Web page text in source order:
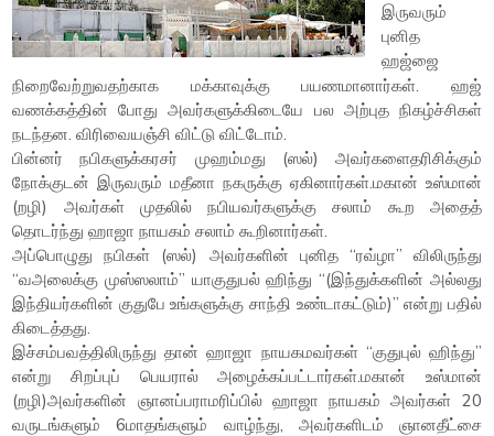
இருவரும்
புனித
ஹஜ்ஜை
நிறைவேற்றுவதற்காக மக்காவுக்கு பயணமானார்கள். ஹஜ்
வணக்கத்தின் போது அவர்களுக்கிடையே பல அற்புத நிகழ்ச்சிகள்
நடந்தன. விரிவையஞ்சி விட்டு விட்டோம்.
பின்னர் நபிகளுக்கரசர் முஹம்மது (ஸல்) அவர்களைதரிசிக்கும்
நோக்குடன் இருவரும் மதீனா நகருக்கு ஏகினார்கள்.மகான் உஸ்மான்
(றழி) அவர்கள் முதலில் நபியவர்களுக்கு சலாம் கூற அதைத்
தொடர்ந்து ஹாஜா நாயகம் சலாம் கூறினார்கள்.
அப்பொழுது நபிகள் (ஸல்) அவர்களின் புனித “ரவ்ழா” விலிருந்து
“வஅலைக்கு முஸ்ஸலாம்” யாகுதுபல் ஹிந்து “(இந்துக்களின் அல்லது
இந்தியர்களின் குதுபே உங்களுக்கு சாந்தி உண்டாகட்டும்)” என்று பதில்
கிடைத்தது.
இச்சம்பவத்திலிருந்து தான் ஹாஜா நாயகமவர்கள் “குதுபுல் ஹிந்து”
என்று சிறப்புப் பெயரால் அழைக்கப்பட்டார்கள்.மகான் உஸ்மான்
(றழி)அவர்களின் ஞானப்பராமரிப்பில் ஹாஜா நாயகம் அவர்கள் 20
வருடங்களும் 6மாதங்களும் வாழ்ந்து, அவர்களிடம் ஞானதீட்சை